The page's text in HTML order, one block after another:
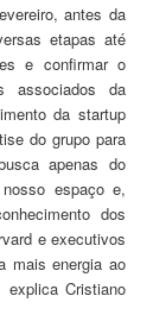
antes da
etapas até
e confirmar o
associados da
da startup
do grupo para
apenas do
espaço e,
dos
e executivos
mais energia ao
explica Cristiano